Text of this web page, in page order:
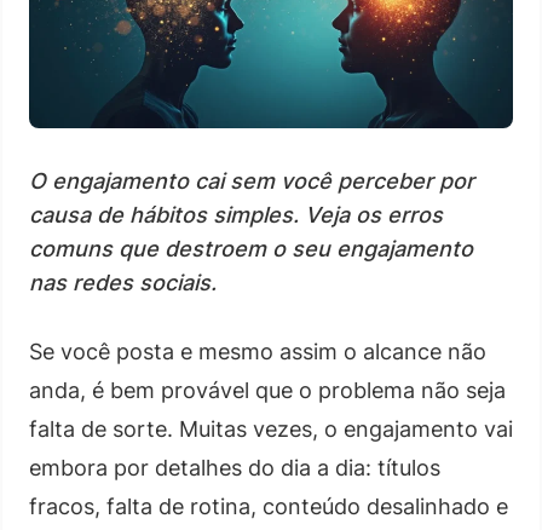
O engajamento cai sem você perceber por
causa de hábitos simples. Veja os erros
comuns que destroem o seu engajamento
nas redes sociais.
Se você posta e mesmo assim o alcance não
anda, é bem provável que o problema não seja
falta de sorte. Muitas vezes, o engajamento vai
embora por detalhes do dia a dia: títulos
fracos, falta de rotina, conteúdo desalinhado e